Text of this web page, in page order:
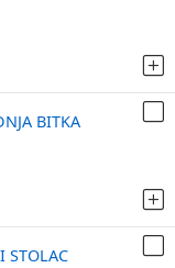
BITKA
STOLAC